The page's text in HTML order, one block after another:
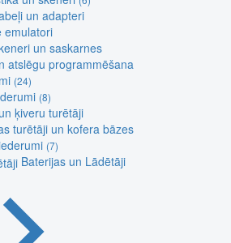
un adapteri
emulatori
un saskarnes
atslēgu programmēšana
(24)
(8)
ķiveru turētāji
turētāji un kofera bāzes
(7)
Baterijas un Lādētāji